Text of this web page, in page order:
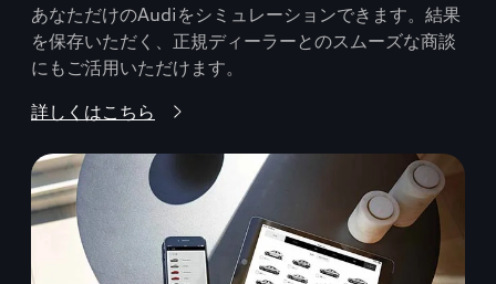
あなただけのAudiをシミュレーションできます。結果
を保存いただく、正規ディーラーとのスムーズな商談
にもご活用いただけます。
詳しくはこちら